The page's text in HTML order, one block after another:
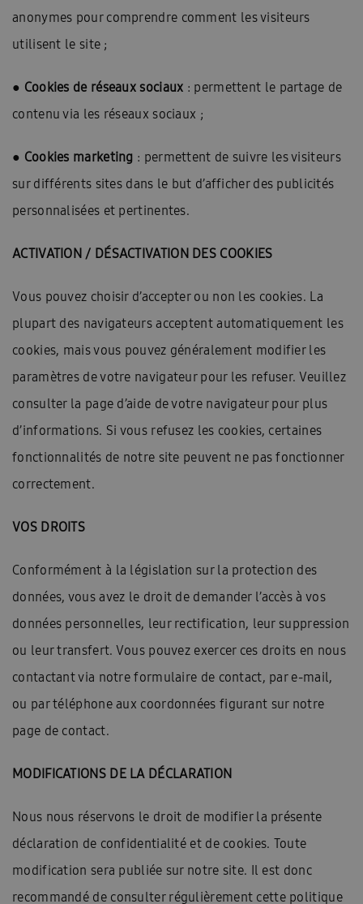
anonymes pour comprendre comment les visiteurs
utilisent le site ;
● Cookies de réseaux sociaux : permettent le partage de
contenu via les réseaux sociaux ;
● Cookies marketing : permettent de suivre les visiteurs
sur différents sites dans le but d’afficher des publicités
personnalisées et pertinentes.
ACTIVATION / DÉSACTIVATION DES COOKIES
Vous pouvez choisir d’accepter ou non les cookies. La
plupart des navigateurs acceptent automatiquement les
cookies, mais vous pouvez généralement modifier les
paramètres de votre navigateur pour les refuser. Veuillez
consulter la page d’aide de votre navigateur pour plus
d’informations. Si vous refusez les cookies, certaines
fonctionnalités de notre site peuvent ne pas fonctionner
correctement.
VOS DROITS
Conformément à la législation sur la protection des
données, vous avez le droit de demander l’accès à vos
données personnelles, leur rectification, leur suppression
ou leur transfert. Vous pouvez exercer ces droits en nous
contactant via notre formulaire de contact, par e-mail,
ou par téléphone aux coordonnées figurant sur notre
page de contact.
MODIFICATIONS DE LA DÉCLARATION
Nous nous réservons le droit de modifier la présente
déclaration de confidentialité et de cookies. Toute
modification sera publiée sur notre site. Il est donc
recommandé de consulter régulièrement cette politique